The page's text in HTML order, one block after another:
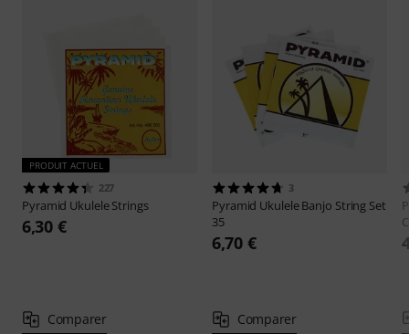
PRODUIT ACTUEL
227
Pyramid Ukulele Strings
6,30 €
Comparer
3
Pyramid Ukulele Banjo String Set
35
6,70 €
Comparer